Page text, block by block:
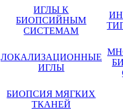
ИГЛЫ К
БИОПСИЙНЫМ
СИСТЕМАМ
ЛОКАЛИЗАЦИОННЫЕ
ИГЛЫ
БИОПСИЯ МЯГКИХ
ТКАНЕЙ